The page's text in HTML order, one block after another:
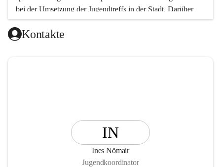
bei der Umsetzung der Jugendtreffs in der Stadt. Darüber
hinaus wurden und werden Projekte und Veranstaltungen in
den Bereichen Jugendkultur, Beteiligung (Partizipation),
Kontakte
IN
Ines Nömair
Jugendkoordinator